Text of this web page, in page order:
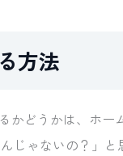
方法
かどうかは、ホ
じゃないの？」と